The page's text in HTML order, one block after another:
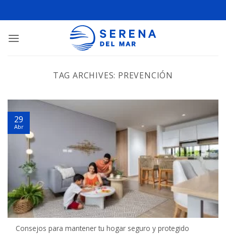
TAG ARCHIVES: PREVENCIÓN
Consejos para mantener tu hogar seguro y protegido
29
Abr